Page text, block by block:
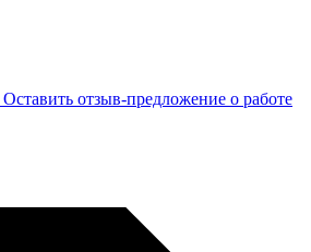
Оставить отзыв-предложение о работе